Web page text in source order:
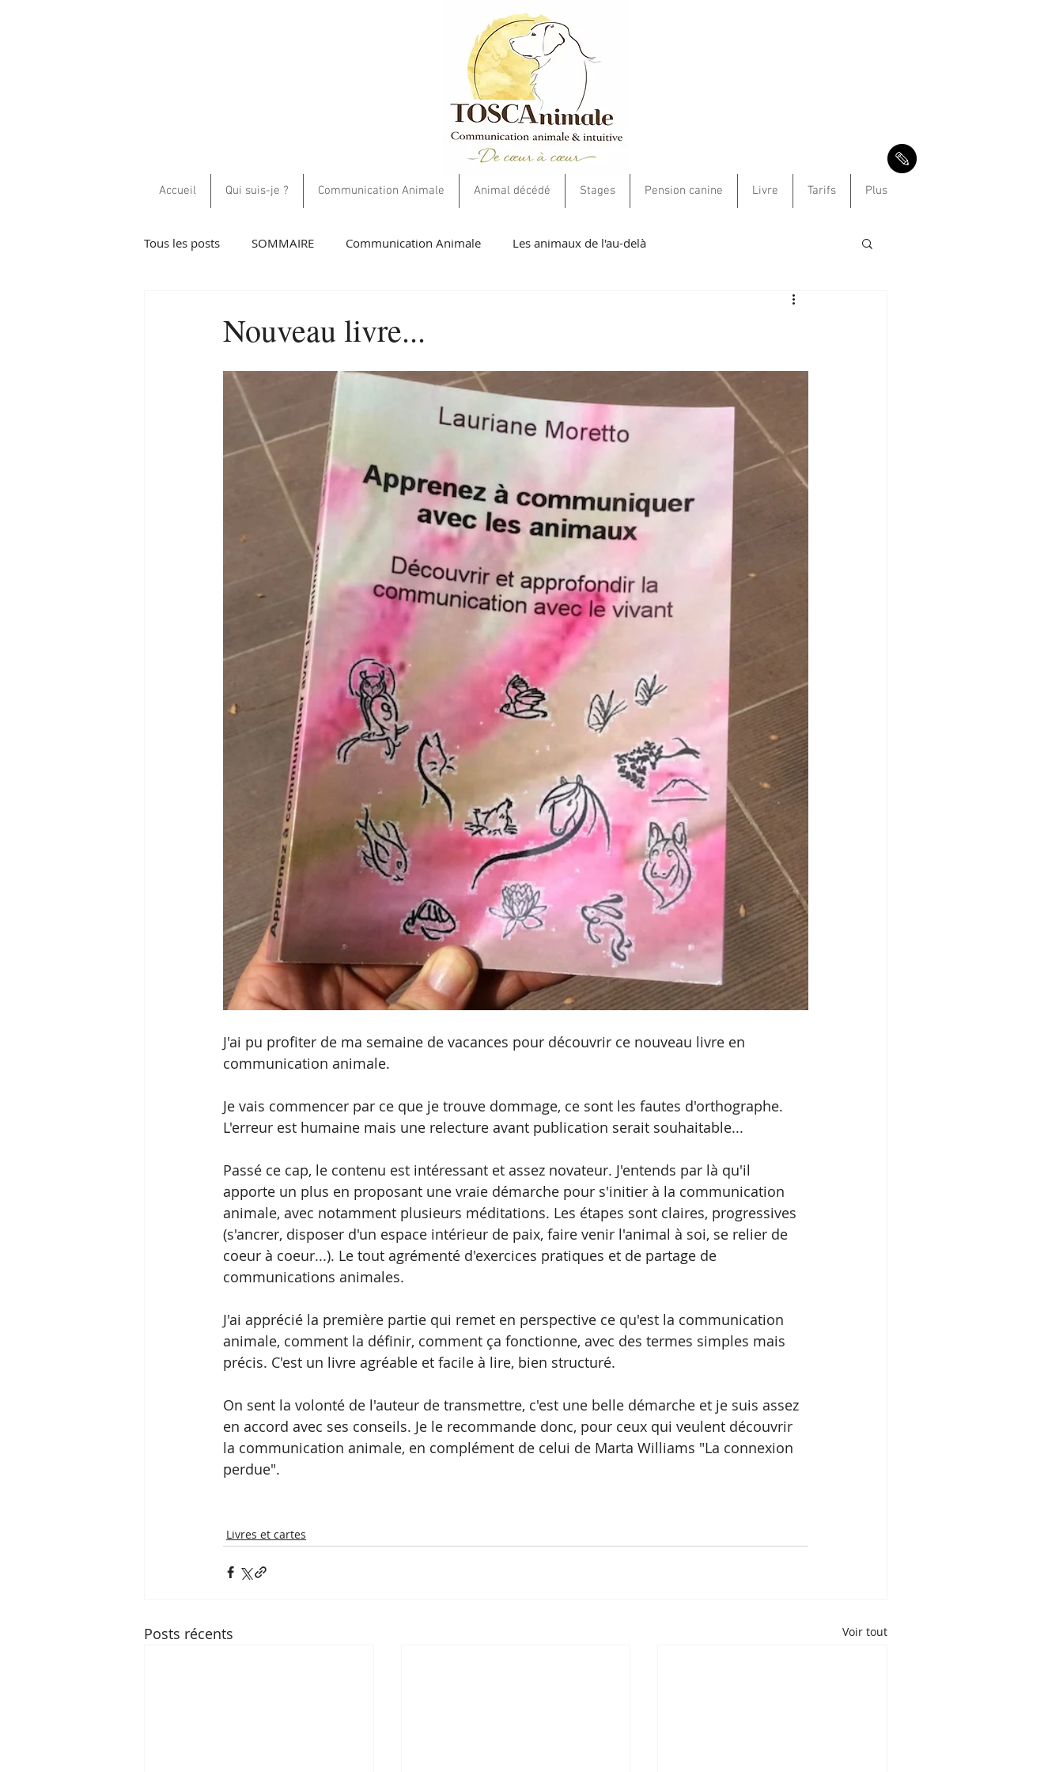
Accueil Qui suis-je ? Communication Animale Animal décédé Stages Pension canine Livre Tarifs Plus
Tous les posts SOMMAIRE Communication Animale Les animaux de l'au-delà
Nouveau livre...
J'ai pu profiter de ma semaine de vacances pour découvrir ce nouveau livre en
communication animale.
Je vais commencer par ce que je trouve dommage, ce sont les fautes d'orthographe.
L'erreur est humaine mais une relecture avant publication serait souhaitable...
Passé ce cap, le contenu est intéressant et assez novateur. J'entends par là qu'il
apporte un plus en proposant une vraie démarche pour s'initier à la communication
animale, avec notamment plusieurs méditations. Les étapes sont claires, progressives
(s'ancrer, disposer d'un espace intérieur de paix, faire venir l'animal à soi, se relier de
coeur à coeur...). Le tout agrémenté d'exercices pratiques et de partage de
communications animales.
J'ai apprécié la première partie qui remet en perspective ce qu'est la communication
animale, comment la définir, comment ça fonctionne, avec des termes simples mais
précis. C'est un livre agréable et facile à lire, bien structuré.
On sent la volonté de l'auteur de transmettre, c'est une belle démarche et je suis assez
en accord avec ses conseils. Je le recommande donc, pour ceux qui veulent découvrir
la communication animale, en complément de celui de Marta Williams "La connexion
perdue".
Livres et cartes
Posts récents Voir tout